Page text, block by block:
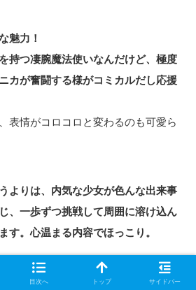
魅力！
持つ凄腕魔法使いなんだけど、極度
カが奮闘する様がコミカルだし応援
表情がコロコロと変わるのも可愛ら
よりは、内気な少女が色んな出来事
、一歩ずつ挑戦して周囲に溶け込ん
す。心温まる内容でほっこり。
友人が増えたり、やったことがない
目次へ トップ サイドバー